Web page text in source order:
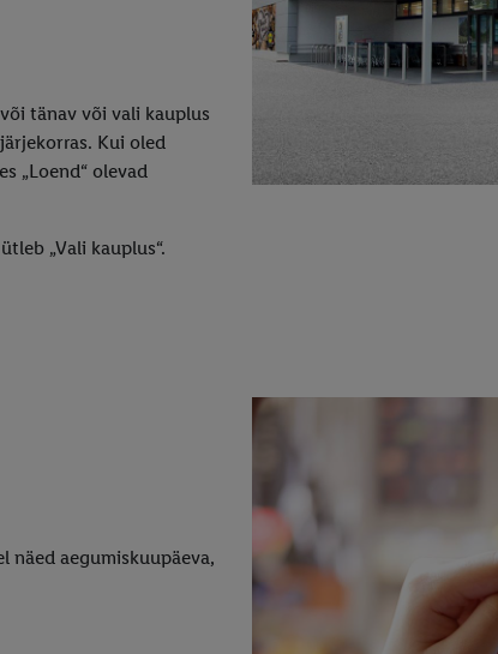
tänav või vali kauplus
Kui oled
„Loend“ olevad
„Vali kauplus“.
näed aegumiskuupäeva,